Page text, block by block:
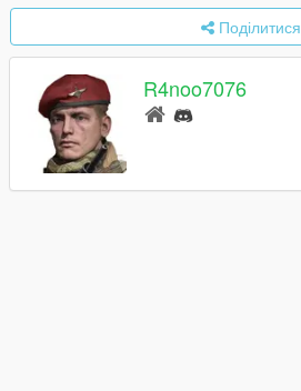
Поділитися
R4noo7076